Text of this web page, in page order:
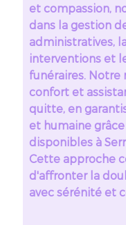
et compassion,
dans la gestion
administratives,
interventions et
funéraires.
confort et
quitte, en
et humaine
disponibles à
Cette approche
d'affronter la
avec sérénité et